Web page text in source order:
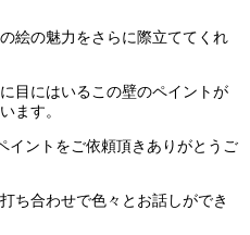
絵の魅力をさらに際立ててくれ
目にはいるこの壁のペイントが
ます。
イントをご依頼頂きありがとうご
ち合わせで色々とお話しができ